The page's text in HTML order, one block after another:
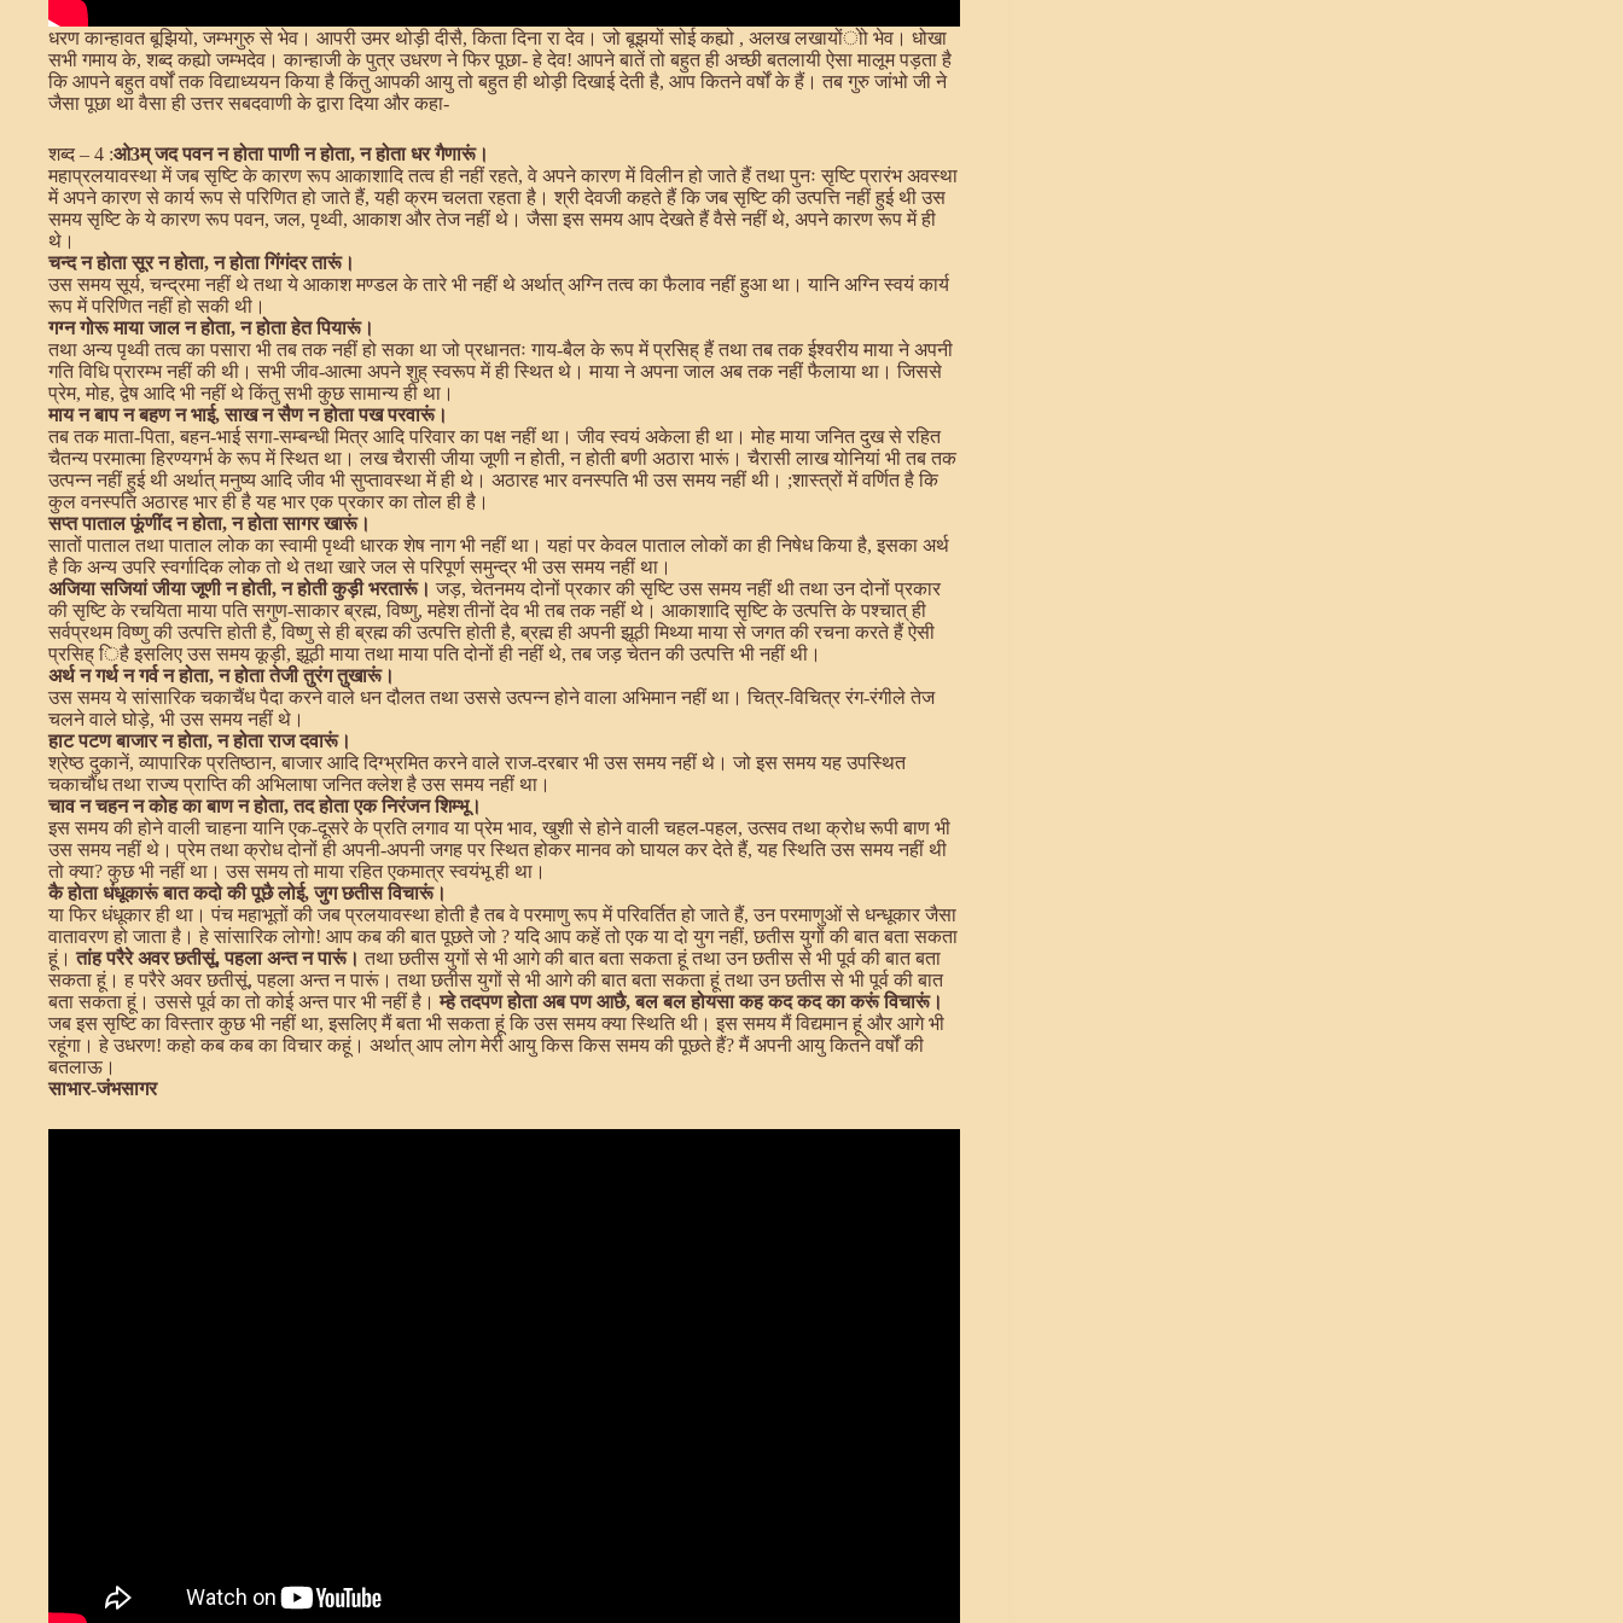
धरण कान्हावत बूझियो, जम्भगुरु से भेव। आपरी उमर थोड़ी दीसै, किता दिना रा देव। जो बूझयों सोई कह्यो , अलख लखायोंोो भेव। धोखा
सभी गमाय के, शब्द कह्यो जम्भदेव। कान्हाजी के पुत्र उधरण ने फिर पूछा- हे देव! आपने बातें तो बहुत ही अच्छी बतलायी ऐसा मालूम पड़ता है
कि आपने बहुत वर्षों तक विद्याध्ययन किया है किंतु आपकी आयु तो बहुत ही थोड़ी दिखाई देती है, आप कितने वर्षों के हैं। तब गुरु जांभो जी ने
जैसा पूछा था वैसा ही उत्तर सबदवाणी के द्वारा दिया और कहा-
शब्द – 4 :ओ3म् जद पवन न होता पाणी न होता, न होता धर गैणारूं।
महाप्रलयावस्था में जब सृष्टि के कारण रूप आकाशादि तत्व ही नहीं रहते, वे अपने कारण में विलीन हो जाते हैं तथा पुनः सृष्टि प्रारंभ अवस्था
में अपने कारण से कार्य रूप से परिणित हो जाते हैं, यही क्रम चलता रहता है। श्री देवजी कहते हैं कि जब सृष्टि की उत्पत्ति नहीं हुई थी उस
समय सृष्टि के ये कारण रूप पवन, जल, पृथ्वी, आकाश और तेज नहीं थे। जैसा इस समय आप देखते हैं वैसे नहीं थे, अपने कारण रूप में ही
थे।
चन्द न होता सूर न होता, न होता गिंगंदर तारूं।
उस समय सूर्य, चन्द्रमा नहीं थे तथा ये आकाश मण्डल के तारे भी नहीं थे अर्थात् अग्नि तत्व का फैलाव नहीं हुआ था। यानि अग्नि स्वयं कार्य
रूप में परिणित नहीं हो सकी थी।
गग्न गोरू माया जाल न होता, न होता हेत पियारूं।
तथा अन्य पृथ्वी तत्व का पसारा भी तब तक नहीं हो सका था जो प्रधानतः गाय-बैल के रूप में प्रसिह् हैं तथा तब तक ईश्वरीय माया ने अपनी
गति विधि प्रारम्भ नहीं की थी। सभी जीव-आत्मा अपने शुह् स्वरूप में ही स्थित थे। माया ने अपना जाल अब तक नहीं फैलाया था। जिससे
प्रेम, मोह, द्वेष आदि भी नहीं थे किंतु सभी कुछ सामान्य ही था।
माय न बाप न बहण न भाई, साख न सैण न होता पख परवारूं।
तब तक माता-पिता, बहन-भाई सगा-सम्बन्धी मित्र आदि परिवार का पक्ष नहीं था। जीव स्वयं अकेला ही था। मोह माया जनित दुख से रहित
चैतन्य परमात्मा हिरण्यगर्भ के रूप में स्थित था। लख चैरासी जीया जूणी न होती, न होती बणी अठारा भारूं। चैरासी लाख योनियां भी तब तक
उत्पन्न नहीं हुई थी अर्थात् मनुष्य आदि जीव भी सुप्तावस्था में ही थे। अठारह भार वनस्पति भी उस समय नहीं थी। ;शास्त्रों में वर्णित है कि
कुल वनस्पति अठारह भार ही है यह भार एक प्रकार का तोल ही है।
सप्त पाताल फूंणींद न होता, न होता सागर खारूं।
सातों पाताल तथा पाताल लोक का स्वामी पृथ्वी धारक शेष नाग भी नहीं था। यहां पर केवल पाताल लोकों का ही निषेध किया है, इसका अर्थ
है कि अन्य उपरि स्वर्गादिक लोक तो थे तथा खारे जल से परिपूर्ण समुन्द्र भी उस समय नहीं था।
अजिया सजियां जीया जूणी न होती, न होती कुड़ी भरतारूं। जड़, चेतनमय दोनों प्रकार की सृष्टि उस समय नहीं थी तथा उन दोनों प्रकार
की सृष्टि के रचयिता माया पति सगुण-साकार ब्रह्म, विष्णु, महेश तीनों देव भी तब तक नहीं थे। आकाशादि सृष्टि के उत्पत्ति के पश्चात् ही
सर्वप्रथम विष्णु की उत्पत्ति होती है, विष्णु से ही ब्रह्म की उत्पत्ति होती है, ब्रह्म ही अपनी झूठी मिथ्या माया से जगत की रचना करते हैं ऐसी
प्रसिह् िहै इसलिए उस समय कूड़ी, झूठी माया तथा माया पति दोनों ही नहीं थे, तब जड़ चेतन की उत्पत्ति भी नहीं थी।
अर्थ न गर्थ न गर्व न होता, न होता तेजी तुरंग तुखारूं।
उस समय ये सांसारिक चकाचैंध पैदा करने वाले धन दौलत तथा उससे उत्पन्न होने वाला अभिमान नहीं था। चित्र-विचित्र रंग-रंगीले तेज
चलने वाले घोड़े, भी उस समय नहीं थे।
हाट पटण बाजार न होता, न होता राज दवारूं।
श्रेष्ठ दुकानें, व्यापारिक प्रतिष्ठान, बाजार आदि दिग्भ्रमित करने वाले राज-दरबार भी उस समय नहीं थे। जो इस समय यह उपस्थित
चकाचौंध तथा राज्य प्राप्ति की अभिलाषा जनित क्लेश है उस समय नहीं था।
चाव न चहन न कोह का बाण न होता, तद होता एक निरंजन शिम्भू।
इस समय की होने वाली चाहना यानि एक-दूसरे के प्रति लगाव या प्रेम भाव, खुशी से होने वाली चहल-पहल, उत्सव तथा क्रोध रूपी बाण भी
उस समय नहीं थे। प्रेम तथा क्रोध दोनों ही अपनी-अपनी जगह पर स्थित होकर मानव को घायल कर देते हैं, यह स्थिति उस समय नहीं थी
तो क्या? कुछ भी नहीं था। उस समय तो माया रहित एकमात्र स्वयंभू ही था।
कै होता धंधूकारूं बात कदो की पूछै लोई, जुग छतीस विचारूं।
या फिर धंधूकार ही था। पंच महाभूतों की जब प्रलयावस्था होती है तब वे परमाणु रूप में परिवर्तित हो जाते हैं, उन परमाणुओं से धन्धूकार जैसा
वातावरण हो जाता है। हे सांसारिक लोगो! आप कब की बात पूछते जो ? यदि आप कहें तो एक या दो युग नहीं, छतीस युगों की बात बता सकता
हूं।तांह परैरे अवर छतीसूं, पहला अन्त न पारूं। तथा छतीस युगों से भी आगे की बात बता सकता हूं तथा उन छतीस से भी पूर्व की बात बता
सकता हूं। ह परैरे अवर छतीसूं, पहला अन्त न पारूं। तथा छतीस युगों से भी आगे की बात बता सकता हूं तथा उन छतीस से भी पूर्व की बात
बता सकता हूं। उससे पूर्व का तो कोई अन्त पार भी नहीं है। म्हे तदपण होता अब पण आछै, बल बल होयसा कह कद कद का करूं विचारूं।
जब इस सृष्टि का विस्तार कुछ भी नहीं था, इसलिए मैं बता भी सकता हूं कि उस समय क्या स्थिति थी। इस समय मैं विद्यमान हूं और आगे भी
रहूंगा। हे उधरण! कहो कब कब का विचार कहूं। अर्थात् आप लोग मेरी आयु किस किस समय की पूछते हैं? मैं अपनी आयु कितने वर्षों की
बतलाऊ।
साभार-जंभसागर